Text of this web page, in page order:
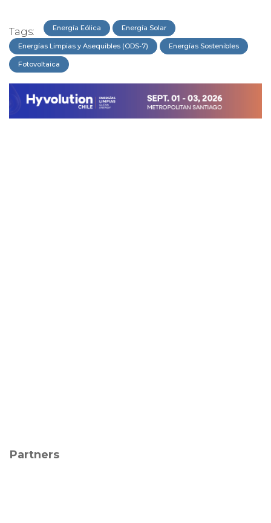
Tags: Energía Eólica Energía Solar
Energías Limpias y Asequibles (ODS-7) Energías Sostenibles
Fotovoltaica
Partners